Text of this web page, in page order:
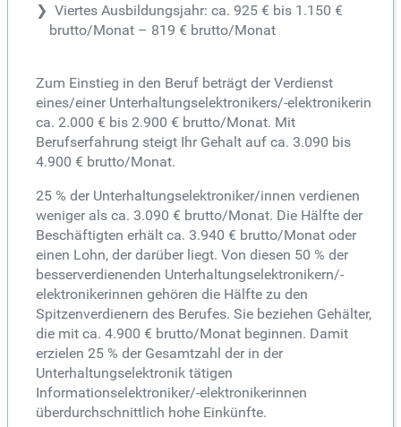
Viertes Ausbildungsjahr: ca. 925 € bis 1.150 €
brutto/Monat – 819 € brutto/Monat
Zum Einstieg in den Beruf beträgt der Verdienst
eines/einer Unterhaltungselektronikers/-elektronikerin
ca. 2.000 € bis 2.900 € brutto/Monat. Mit
Berufserfahrung steigt Ihr Gehalt auf ca. 3.090 bis
4.900 € brutto/Monat.
25 % der Unterhaltungselektroniker/innen verdienen
weniger als ca. 3.090 € brutto/Monat. Die Hälfte der
Beschäftigten erhält ca. 3.940 € brutto/Monat oder
einen Lohn, der darüber liegt. Von diesen 50 % der
besserverdienenden Unterhaltungselektronikern/-
elektronikerinnen gehören die Hälfte zu den
Spitzenverdienern des Berufes. Sie beziehen Gehälter,
die mit ca. 4.900 € brutto/Monat beginnen. Damit
erzielen 25 % der Gesamtzahl der in der
Unterhaltungselektronik tätigen
Informationselektroniker/-elektronikerinnen
überdurchschnittlich hohe Einkünfte.